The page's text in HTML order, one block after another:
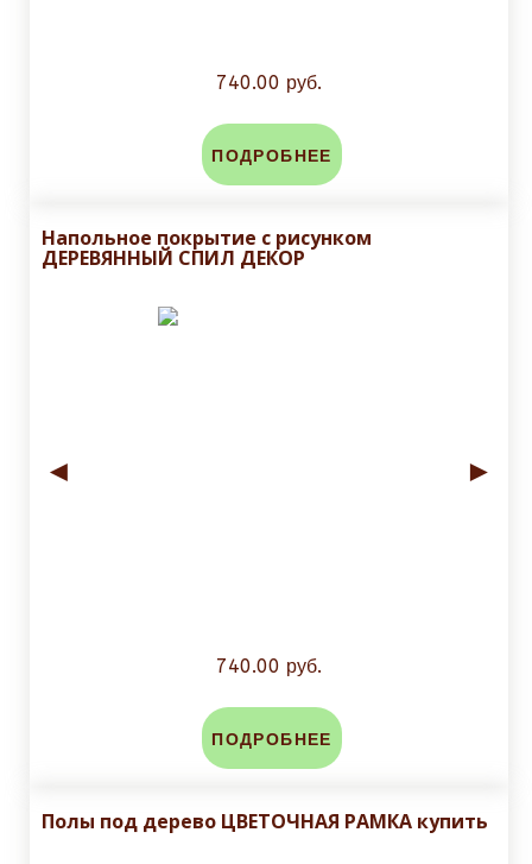
740.00 руб.
ПОДРОБНЕЕ
Напольное покрытие с рисунком
ДЕРЕВЯННЫЙ СПИЛ ДЕКОР
◄ ►
740.00 руб.
ПОДРОБНЕЕ
Полы под дерево ЦВЕТОЧНАЯ РАМКА купить